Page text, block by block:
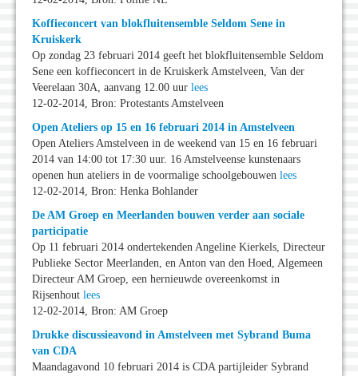
Koffieconcert van blokfluitensemble Seldom Sene in
Kruiskerk
Op zondag 23 februari 2014 geeft het blokfluitensemble Seldom
Sene een koffieconcert in de Kruiskerk Amstelveen, Van der
Veerelaan 30A, aanvang 12.00 uur lees
12-02-2014, Bron: Protestants Amstelveen
Open Ateliers op 15 en 16 februari 2014 in Amstelveen
Open Ateliers Amstelveen in de weekend van 15 en 16 februari
2014 van 14:00 tot 17:30 uur. 16 Amstelveense kunstenaars
openen hun ateliers in de voormalige schoolgebouwen lees
12-02-2014, Bron: Henka Bohlander
De AM Groep en Meerlanden bouwen verder aan sociale
participatie
Op 11 februari 2014 ondertekenden Angeline Kierkels, Directeur
Publieke Sector Meerlanden, en Anton van den Hoed, Algemeen
Directeur AM Groep, een hernieuwde overeenkomst in
Rijsenhout lees
12-02-2014, Bron: AM Groep
Drukke discussieavond in Amstelveen met Sybrand Buma
van CDA
Maandagavond 10 februari 2014 is CDA partijleider Sybrand